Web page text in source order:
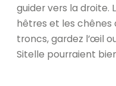
guider vers la droite.
hêtres et les chênes
troncs, gardez l’œil
Sitelle pourraient